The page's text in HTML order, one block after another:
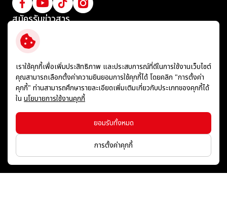
สมัครรับข่าวสาร
ติดตามข่าวสารความเคลื่อนไหวล่าสุดจากทางบริษัทฯ
สมัครสมาชิกรับข่าวสาร
ข้อกำหนดและเงื่อนไข
นโยบายคุ้มครองข้อมูลส่วนบุคคล
นโยบายการใช้คุกกี้
© สงวนลิขสิทธิ์ พ.ศ. 2569 บริษัท อิชิตัน กรุ๊ป จำกัด (มหาชน)
เราใช้คุกกี้เพื่อเพิ่มประสิทธิภาพ และประสบการณ์ที่ดีในการใช้งานเว็บไซต์
คุณสามารถเลือกตั้งค่าความยินยอมการใช้คุกกี้ได้ โดยคลิก "การตั้งค่า
คุกกี้" ท่านสามารถศึกษารายละเอียดเพิ่มเติมเกี่ยวกับประเภทของคุกกี้ได้
ใน นโยบายการใช้งานคุกกี้
ยอมรับทั้งหมด
การตั้งค่าคุกกี้